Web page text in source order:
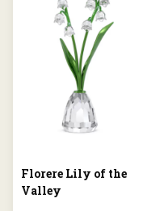
Florere Lily of the
Valley